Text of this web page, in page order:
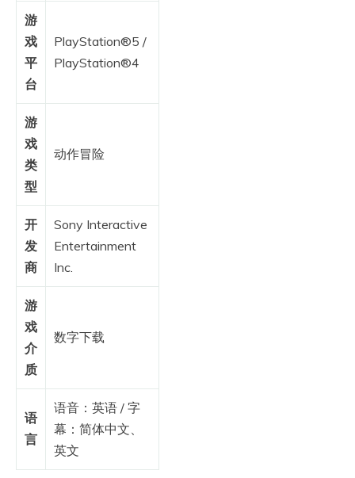
游
戏
平
台
PlayStation®5 /
PlayStation®4
游
戏
类
型
动作冒险
开
发
商
Sony Interactive
Entertainment
Inc.
游
戏
介
质
数字下载
语
言
语音：英语 / 字
幕：简体中文、
英文